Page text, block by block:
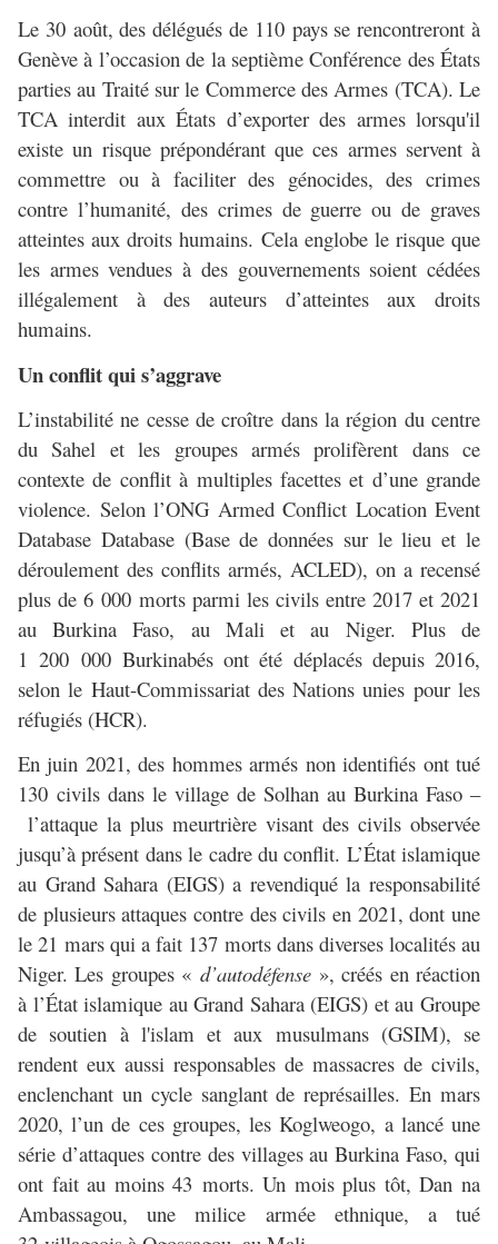
Le 30 août, des délégués de 110 pays se rencontreront à
Genève à l’occasion de la septième Conférence des États
parties au Traité sur le Commerce des Armes (TCA). Le
TCA interdit aux États d’exporter des armes lorsqu'il
existe un risque prépondérant que ces armes servent à
commettre ou à faciliter des génocides, des crimes
contre l’humanité, des crimes de guerre ou de graves
atteintes aux droits humains. Cela englobe le risque que
les armes vendues à des gouvernements soient cédées
illégalement à des auteurs d’atteintes aux droits
humains.
Un conflit qui s’aggrave
L’instabilité ne cesse de croître dans la région du centre
du Sahel et les groupes armés prolifèrent dans ce
contexte de conflit à multiples facettes et d’une grande
violence. Selon l’ONG Armed Conflict Location Event
Database Database (Base de données sur le lieu et le
déroulement des conflits armés, ACLED), on a recensé
plus de 6 000 morts parmi les civils entre 2017 et 2021
au Burkina Faso, au Mali et au Niger. Plus de
1 200 000 Burkinabés ont été déplacés depuis 2016,
selon le Haut-Commissariat des Nations unies pour les
réfugiés (HCR).
En juin 2021, des hommes armés non identifiés ont tué
130 civils dans le village de Solhan au Burkina Faso –
l’attaque la plus meurtrière visant des civils observée
jusqu’à présent dans le cadre du conflit. L’État islamique
au Grand Sahara (EIGS) a revendiqué la responsabilité
de plusieurs attaques contre des civils en 2021, dont une
le 21 mars qui a fait 137 morts dans diverses localités au
Niger. Les groupes « d’autodéfense», créés en réaction
à l’État islamique au Grand Sahara (EIGS) et au Groupe
de soutien à l'islam et aux musulmans (GSIM), se
rendent eux aussi responsables de massacres de civils,
enclenchant un cycle sanglant de représailles. En mars
2020, l’un de ces groupes, les Koglweogo, a lancé une
série d’attaques contre des villages au Burkina Faso, qui
ont fait au moins 43 morts. Un mois plus tôt, Dan na
Ambassagou, une milice armée ethnique, a tué